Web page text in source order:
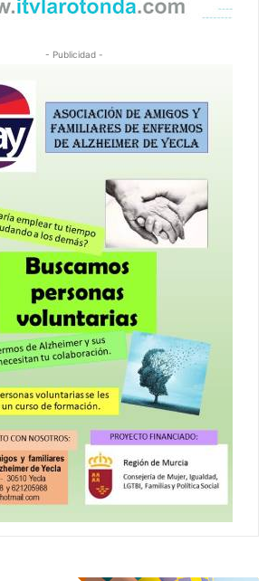
- Publicidad -